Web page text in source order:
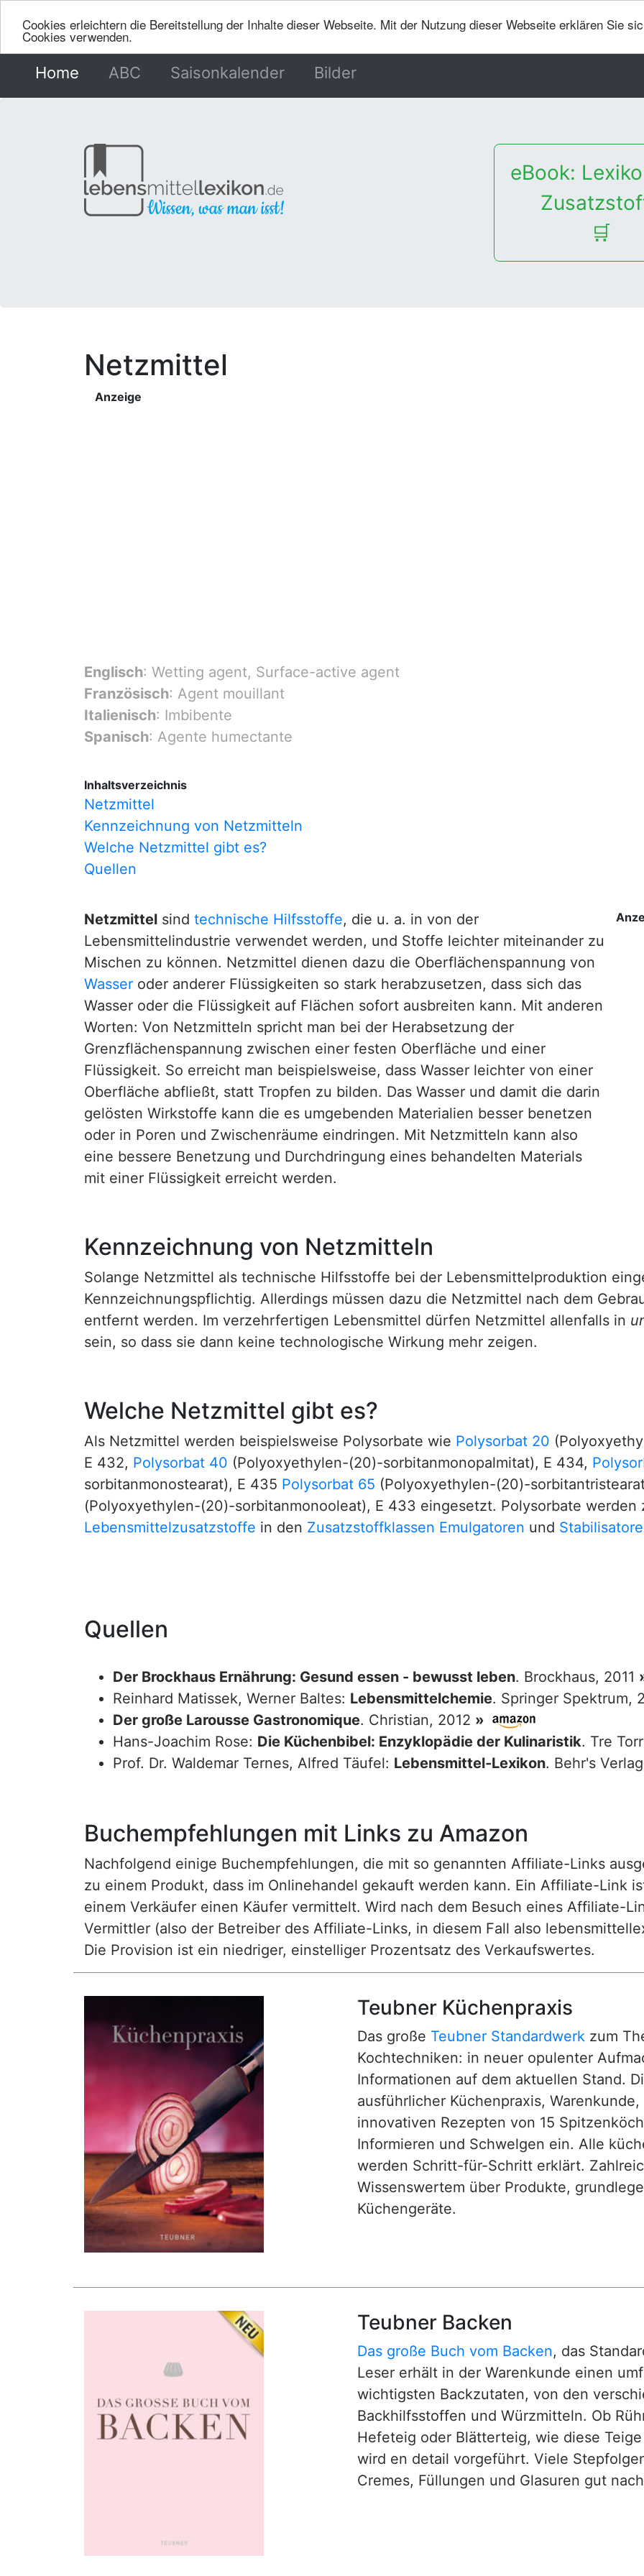
Cookies erleichtern die Bereitstellung der Inhalte dieser Webseite. Mit der Nutzung dieser Webseite erklären Sie
Cookies verwenden.
Home (current)
ABC Saisonkalender Bilder
eBook:
🛒
Netzmittel
Anzeige
Englisch: Wetting agent, Surface-active agent
Französisch: Agent mouillant
Italienisch: Imbibente
Spanisch: Agente humectante
Inhaltsverzeichnis
Netzmittel
Kennzeichnung von Netzmitteln
Welche Netzmittel gibt es?
Quellen
Netzmittel sind technische Hilfsstoffe, die u. a. in von der
Lebensmittelindustrie verwendet werden, und Stoffe leichter miteinander zu
Mischen zu können. Netzmittel dienen dazu die Oberflächenspannung von
Wasser oder anderer Flüssigkeiten so stark herabzusetzen, dass sich das
Wasser oder die Flüssigkeit auf Flächen sofort ausbreiten kann. Mit anderen
Worten: Von Netzmitteln spricht man bei der Herabsetzung der
Grenzflächenspannung zwischen einer festen Oberfläche und einer
Flüssigkeit. So erreicht man beispielsweise, dass Wasser leichter von einer
Oberfläche abfließt, statt Tropfen zu bilden. Das Wasser und damit die darin
gelösten Wirkstoffe kann die es umgebenden Materialien besser benetzen
oder in Poren und Zwischenräume eindringen. Mit Netzmitteln kann also
eine bessere Benetzung und Durchdringung eines behandelten Materials
mit einer Flüssigkeit erreicht werden.
Kennzeichnung von Netzmitteln
Solange Netzmittel als technische Hilfsstoffe bei der Lebensmittelproduktion
Kennzeichnungspflichtig. Allerdings müssen dazu die Netzmittel nach dem
entfernt werden. Im verzehrfertigen Lebensmittel dürfen Netzmittel allenfalls in
sein, so dass sie dann keine technologische Wirkung mehr zeigen.
Welche Netzmittel gibt es?
Als Netzmittel werden beispielsweise Polysorbate wie Polysorbat 20
E 432, Polysorbat 40 (Polyoxyethylen-(20)-sorbitanmonopalmitat), E 434,
sorbitanmonostearat), E 435 Polysorbat 65 (Polyoxyethylen-(20)-
(Polyoxyethylen-(20)-sorbitanmonooleat), E 433 eingesetzt. Polysorbate werden
Lebensmittelzusatzstoffe in den Zusatzstoffklassen Emulgatoren und
Quellen
Der Brockhaus Ernährung: Gesund essen - bewusst leben. Brockhaus, 2011
Reinhard Matissek, Werner Baltes: Lebensmittelchemie. Springer Spektrum,
Der große Larousse Gastronomique. Christian, 2012 »
Hans-Joachim Rose: Die Küchenbibel: Enzyklopädie der Kulinaristik. Tre
Prof. Dr. Waldemar Ternes, Alfred Täufel: Lebensmittel-Lexikon. Behr's
Buchempfehlungen mit Links zu Amazon
Nachfolgend einige Buchempfehlungen, die mit so genannten Affiliate-Links
zu einem Produkt, dass im Onlinehandel gekauft werden kann. Ein Affiliate-Link
einem Verkäufer einen Käufer vermittelt. Wird nach dem Besuch eines Affiliate-
Vermittler (also der Betreiber des Affiliate-Links, in diesem Fall also
Die Provision ist ein niedriger, einstelliger Prozentsatz des Verkaufswertes.
Teubner Küchenpraxis
Das große Teubner Standardwerk zum
Kochtechniken: in neuer opulenter
Informationen auf dem aktuellen Stand.
ausführlicher Küchenpraxis,
innovativen Rezepten von 15
Informieren und Schwelgen ein. Alle
werden Schritt-für-Schritt erklärt.
Wissenswertem über Produkte,
Küchengeräte.
Teubner Backen
Das große Buch vom Backen, das
Leser erhält in der Warenkunde einen
wichtigsten Backzutaten, von den
Backhilfsstoffen und Würzmitteln. Ob
Hefeteig oder Blätterteig, wie diese
wird en detail vorgeführt. Viele
Cremes, Füllungen und Glasuren gut